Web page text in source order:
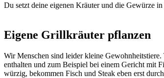
Du setzt deine eigenen Kräuter und die Gewürze
Eigene Grillkräuter pflanzen
Wir Menschen sind leider kleine
enthalten und zum Beispiel bei einem Gericht mit
würzig, bekommen Fisch und Steak eben erst